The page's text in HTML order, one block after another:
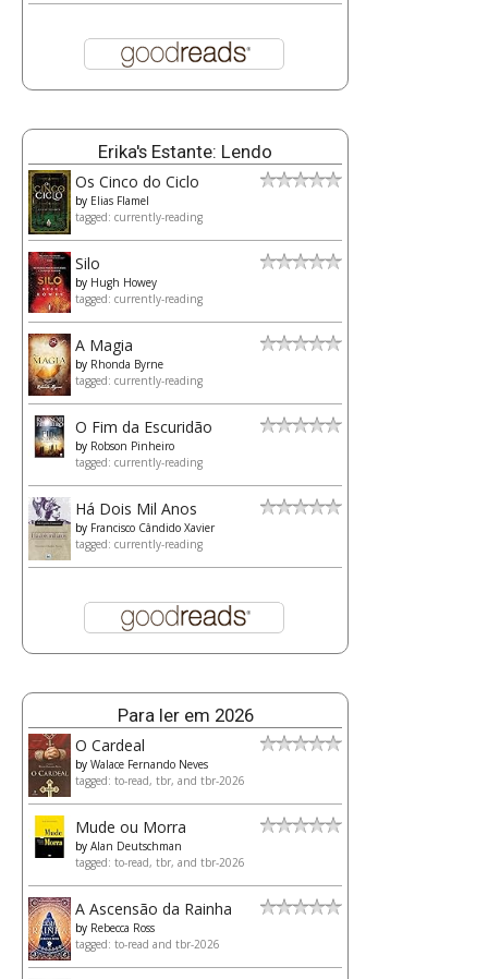
Erika's Estante: Lendo
Os Cinco do Ciclo
by Elias Flamel
tagged: currently-reading
Silo
by Hugh Howey
tagged: currently-reading
A Magia
by Rhonda Byrne
tagged: currently-reading
O Fim da Escuridão
by Robson Pinheiro
tagged: currently-reading
Há Dois Mil Anos
by Francisco Cândido Xavier
tagged: currently-reading
Para ler em 2026
O Cardeal
by Walace Fernando Neves
tagged: to-read, tbr, and tbr-2026
Mude ou Morra
by Alan Deutschman
tagged: to-read, tbr, and tbr-2026
A Ascensão da Rainha
by Rebecca Ross
tagged: to-read and tbr-2026